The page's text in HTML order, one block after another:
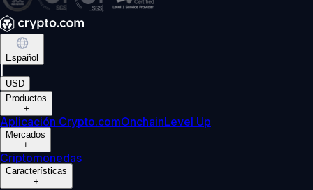
Español
USD
Productos
+
Aplicación Crypto.comOnchainLevel Up
Mercados
+
Criptomonedas
Características
+